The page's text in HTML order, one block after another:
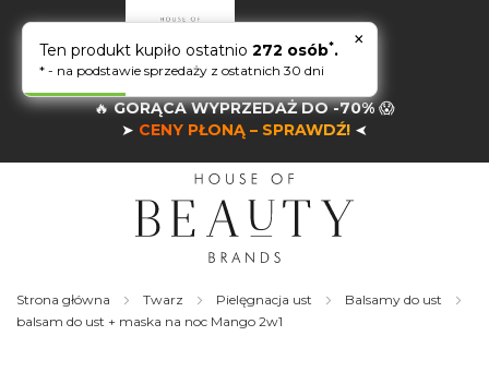
🔥GORĄCA WYPRZEDAŻ DO -70%😱
➤ CENY PŁONĄ – SPRAWDŹ! ➤
Strona główna Twarz Pielęgnacja ust
Balsamy do ust
balsam do ust + maska na noc Mango 2w1
×
Ten produkt kupiło ostatnio 272 osób*.
* - na podstawie sprzedaży z ostatnich 30 dni